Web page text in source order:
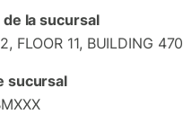
la sucursal
FLOOR 11, BUILDING 470
sucursal